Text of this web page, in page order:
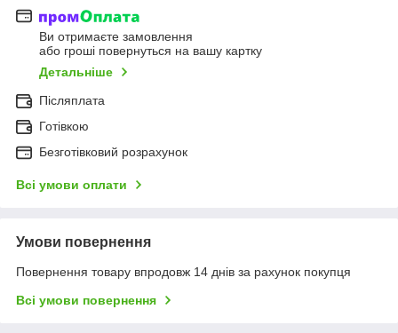
Ви отримаєте замовлення
або гроші повернуться на вашу картку
Детальніше
Післяплата
Готівкою
Безготівковий розрахунок
Всі умови оплати
Умови повернення
Повернення товару впродовж 14 днів за рахунок покупця
Всі умови повернення